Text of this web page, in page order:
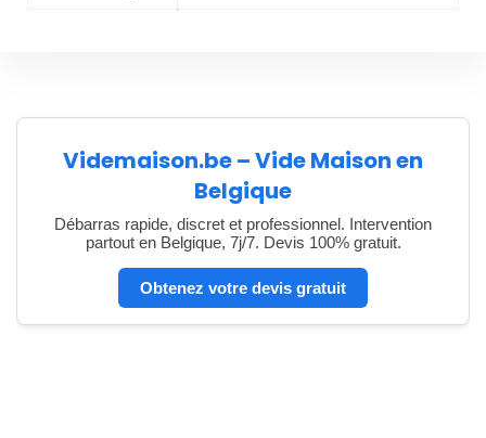
Videmaison.be – Vide Maison en
Belgique
Débarras rapide, discret et professionnel. Intervention
partout en Belgique, 7j/7. Devis 100% gratuit.
Obtenez votre devis gratuit